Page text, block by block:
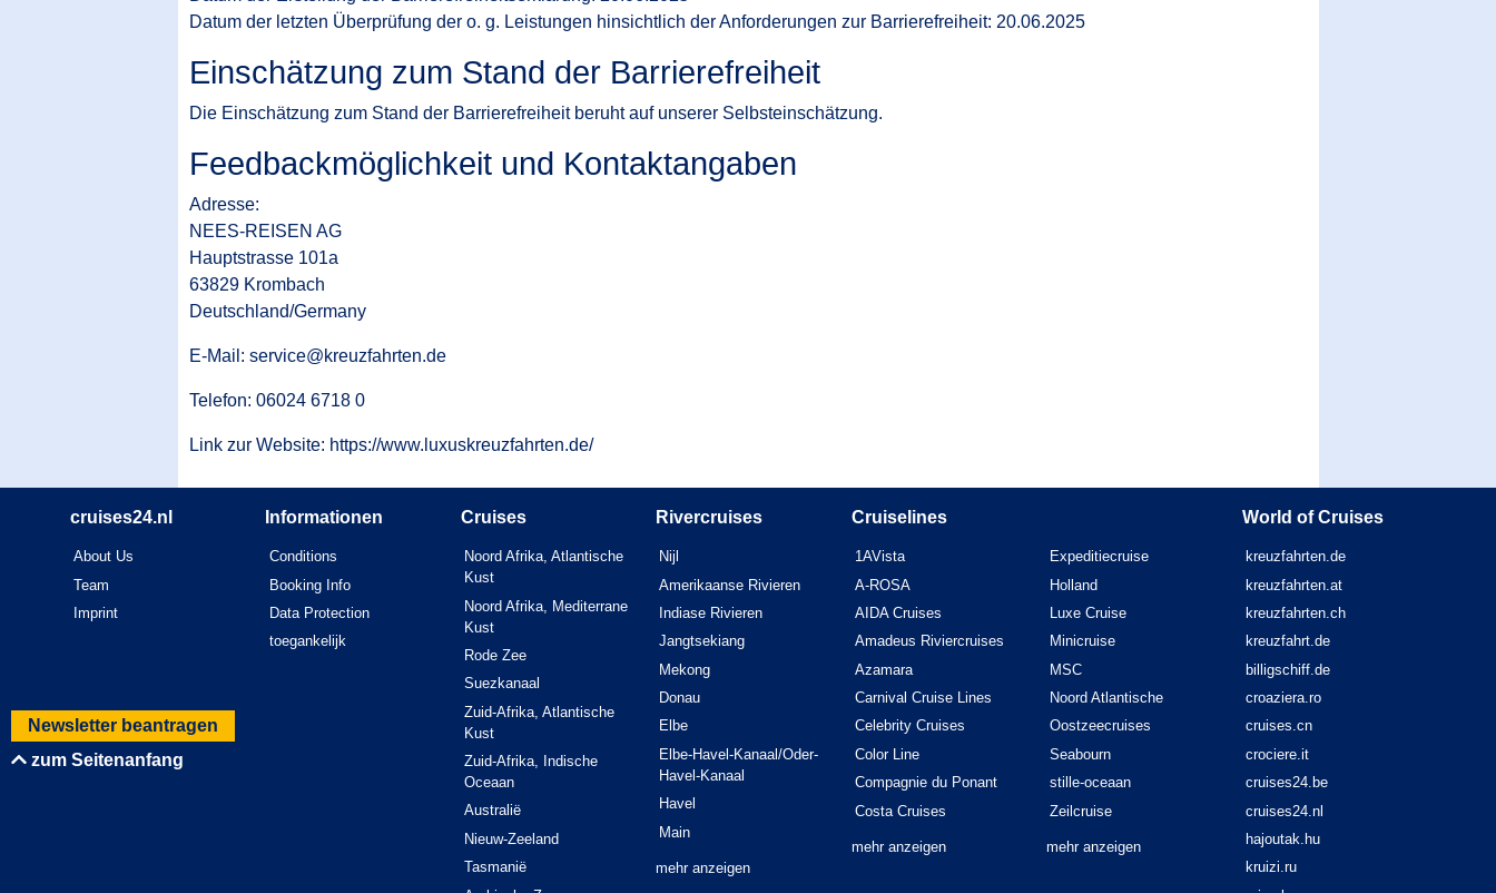
Datum der letzten Überprüfung der o. g. Leistungen hinsichtlich der Anforderungen zur Barrierefreiheit: 20.06.2025
Einschätzung zum Stand der Barrierefreiheit
Die Einschätzung zum Stand der Barrierefreiheit beruht auf unserer Selbsteinschätzung.
Feedbackmöglichkeit und Kontaktangaben
Adresse:
NEES-REISEN AG
Hauptstrasse 101a
63829 Krombach
Deutschland/Germany
E-Mail: service@kreuzfahrten.de
Telefon: 06024 6718 0
Link zur Website: https://www.luxuskreuzfahrten.de/
Newsletter beantragen
zum Seitenanfang
cruises24.nl
About Us
Team
Imprint
Informationen
Conditions
Booking Info
Data Protection
toegankelijk
Cruises
Noord Afrika, Atlantische
Kust
Noord Afrika, Mediterrane
Kust
Rode Zee
Suezkanaal
Zuid-Afrika, Atlantische
Kust
Zuid-Afrika, Indische
Oceaan
Australië
Nieuw-Zeeland
Tasmanië
Rivercruises
Nijl
Amerikaanse Rivieren
Indiase Rivieren
Jangtsekiang
Mekong
Donau
Elbe
Elbe-Havel-Kanaal/Oder-
Havel-Kanaal
Havel
Main
mehr anzeigen
Cruiselines
1AVista
A-ROSA
AIDA Cruises
Amadeus Riviercruises
Azamara
Carnival Cruise Lines
Celebrity Cruises
Color Line
Compagnie du Ponant
Costa Cruises
mehr anzeigen
Expeditiecruise
Holland
Luxe Cruise
Minicruise
MSC
Noord Atlantische
Oostzeecruises
Seabourn
stille-oceaan
Zeilcruise
mehr anzeigen
World of Cruises
kreuzfahrten.de
kreuzfahrten.at
kreuzfahrten.ch
kreuzfahrt.de
billigschiff.de
croaziera.ro
cruises.cn
crociere.it
cruises24.be
cruises24.nl
hajoutak.hu
kruizi.ru